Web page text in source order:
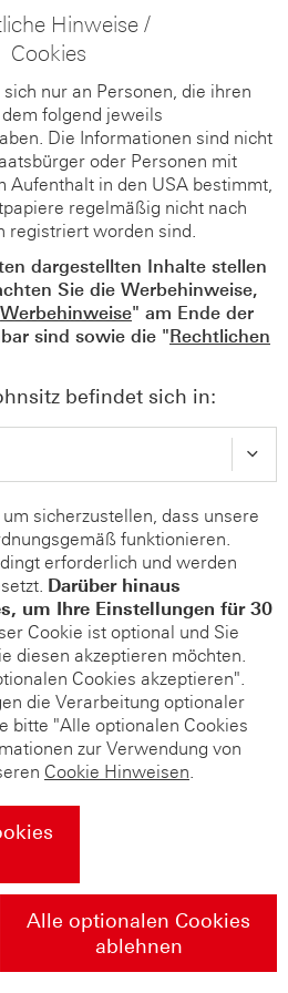
Hinweise /
Cookies
nur an Personen, die ihren
folgend jeweils
Die Informationen sind nicht
oder Personen mit
Aufenthalt in den USA bestimmt,
regelmäßig nicht nach
registriert worden sind.
dargestellten Inhalte stellen
Sie die Werbehinweise,
Werbehinweise" am Ende der
sind sowie die "Rechtlichen
befindet sich in:
sicherzustellen, dass unsere
funktionieren.
erforderlich und werden
Darüber hinaus
um Ihre Einstellungen für 30
Cookie ist optional und Sie
diesen akzeptieren möchten.
Cookies akzeptieren".
die Verarbeitung optionaler
bitte "Alle optionalen Cookies
zur Verwendung von
Cookie Hinweisen.
Alle optionalen Cookies
ablehnen